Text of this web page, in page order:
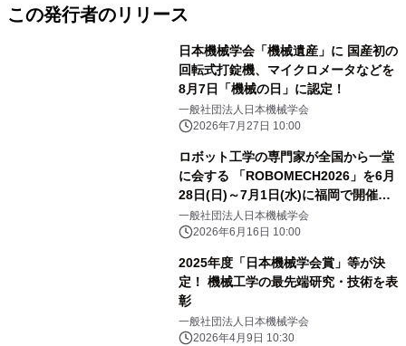
この発行者のリリース
日本機械学会「機械遺産」に 国産初の
回転式打錠機、マイクロメータなどを
8月7日「機械の日」に認定！
一般社団法人日本機械学会
2026年7月27日 10:00
ロボット工学の専門家が全国から一堂
に会する 「ROBOMECH2026」を6月
28日(日)～7月1日(水)に福岡で開催
―企業展示多数、市民向け企画「ロボ
ット教室」も―
一般社団法人日本機械学会
2026年6月16日 10:00
2025年度「日本機械学会賞」等が決
定！ 機械工学の最先端研究・技術を表
彰
一般社団法人日本機械学会
2026年4月9日 10:30